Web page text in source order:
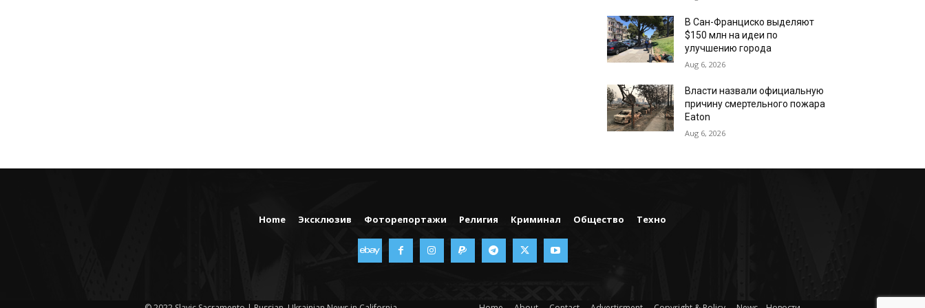
В Сан-Франциско выделяют
$150 млн на идеи по
улучшению города
Aug 6, 2026
Власти назвали официальную
причину смертельного пожара
Eaton
Aug 6, 2026
Home Эксклюзив Фоторепортажи Религия Криминал Общество Техно